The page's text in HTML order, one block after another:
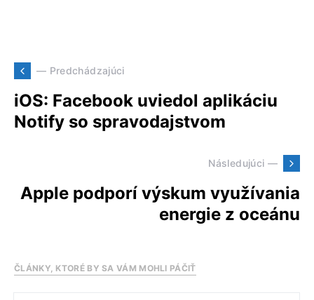
— Predchádzajúci
iOS: Facebook uviedol aplikáciu
Notify so spravodajstvom
Následujúci —
Apple podporí výskum využívania
energie z oceánu
ČLÁNKY, KTORÉ BY SA VÁM MOHLI PÁČIŤ